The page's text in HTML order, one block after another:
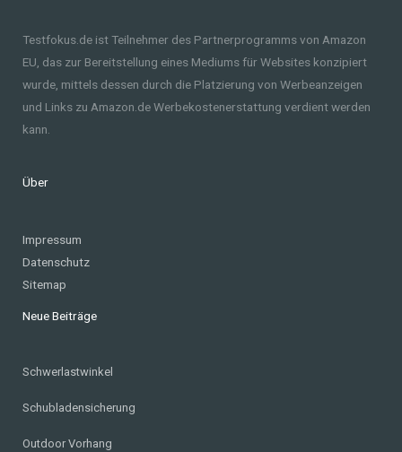
Testfokus.de ist Teilnehmer des Partnerprogramms von Amazon
EU, das zur Bereitstellung eines Mediums für Websites konzipiert
wurde, mittels dessen durch die Platzierung von Werbeanzeigen
und Links zu Amazon.de Werbekostenerstattung verdient werden
kann.
Über
Impressum
Datenschutz
Sitemap
Neue Beiträge
Schwerlastwinkel
Schubladensicherung
Outdoor Vorhang